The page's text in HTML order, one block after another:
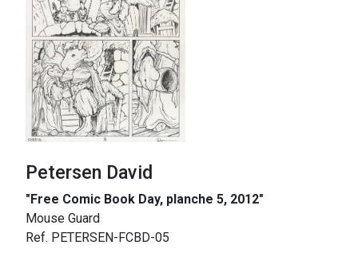
Petersen David
"Free Comic Book Day, planche 5, 2012"
Mouse Guard
Ref. PETERSEN-FCBD-05